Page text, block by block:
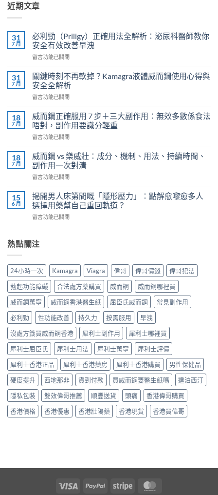
近期文章
31
7 月
必利勁（Priligy）正確用法全解析：泌尿科醫師教你
安全有效改善早洩
在
利
勁
（Priligy）
正
用
法
全
解
泌
尿
醫
教
你
安
效
改
早
洩〉
中
留言功能已關閉
31
7 月
關鍵時刻不再軟掉？Kamagra液體威而鋼使用心得與
安全全解析
在
鍵
時
刻
不
軟
掉？
Kamagra
液
威
而
使
得
全
全
解
析〉
中
留言功能已關閉
18
7 月
威而鋼正確服用 7 步＋三大副作用：無效多數係食法
唔對，副作用要識分輕重
在
而
鋼
正
確
用
7
步
＋
副
效
多
數
係
食
唔
對，
副
作
用
要
識
分
輕
重〉
中
留言功能已關閉
18
7 月
威而鋼 vs 樂威壯：成分、機制、用法、持續時間、
副作用一次對清
在
而
鋼
vs
樂
成
制、
用
法、
持
續
時
間、
副
作
用
一
次
對
清〉
中
留言功能已關閉
15
6 月
揭開男人床第間嘅「隱形壓力」：點解愈嚟愈多人
選擇用藥幫自己重回軌道？
在
男
人
第
嘅
「隱
形
壓
力」：
點
解
愈
嚟
愈
多
人
選
擇
用
藥
幫
留言功能已關閉
熱點關注
24小時一次 Kamagra Viagra 偉哥 偉哥價錢
偉哥犯法
勃起功能障礙
合法處方藥購買 威而鋼
威而鋼哪裡買
威而鋼萬寧
威而鋼香港醫生紙 屈臣氏威而鋼
常見副作用
必利勁
性功能改善 持久力 按需服用
早洩
沒處方籤買威而鋼香港
犀利士副作用
犀利士哪裡買
犀利士屈臣氏
犀利士用法 犀利士萬寧
犀利士評價
犀利士香港正品
犀利士香港藥房 犀利士香港購買
男性保健品
硬度提升
西地那非 貨到付款 買威而鋼要醫生紙嗎
達泊西汀
隱私包裝
雙效偉哥推薦 順豐送貨 頭痛
香港偉哥購買
香港價格
香港優惠 香港壯陽藥 香港現貨 香港買偉哥
Visa PayPal Stripe